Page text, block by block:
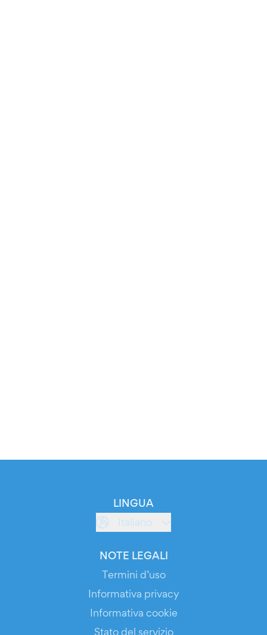
LINGUA
Italiano
NOTE LEGALI
Termini d’uso
Informativa privacy
Informativa cookie
Stato del servizio